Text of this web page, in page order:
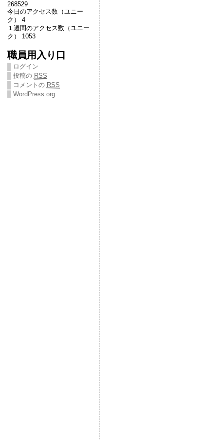
268529
今日のアクセス数（ユニー
ク） 4
１週間のアクセス数（ユニー
ク） 1053
職員用入り口
ログイン
投稿の RSS
コメントの RSS
WordPress.org